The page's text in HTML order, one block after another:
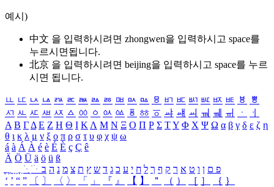
예시)
中文 을 입력하시려면 zhongwen을 입력하시고 space를
누르시면됩니다.
北京 을 입력하시려면 beijing을 입력하시고 space를 누르
시면 됩니다.
ㅥ ㅦ ㅧ ㅨ ㅩ ㅪ ㅫ ㅬ ㅭ ㅮ ㅯ ㅰ ㅱ ㅲ ㅳ ㅴ ㅵ ㅶ ㅷ ㅸ
ㅹ
ㅺ ㅻ ㅼ ㅽ ㅾ ㅿ ㆀ ㆁ ㆂ ㆃ ㆄ ㆅ ㆆ ㆇ ㆈ ㆉ ㆊ ㆋ ㆌ ㆍ
ㆎ
Α Β ΓΔ Ε Ζ Η Θ Ι ΚΛ Μ Ν Ξ Ο Π Ρ Σ ΤΥ Φ Χ Ψ Ω α β γ δ ε ζ η
θ ι κ λ μ ν ξ ο π ρ σ τ υ φ χ ψ ω
á à Á À é è É È ç Ç ê
Ä Ö Ü ä ö ü ß
ִֶֹ ֻּ ׁׂ פ ם ן ו ט א ר ק ף ך ל ח י ע כ ג ד ש ץ ת צ מ נ ה ב
‘ ’ “ ” 〔 〕 〈 〉 「 」 『 』 【 】 ＂ （ ） ［ ］ ｛ ｝